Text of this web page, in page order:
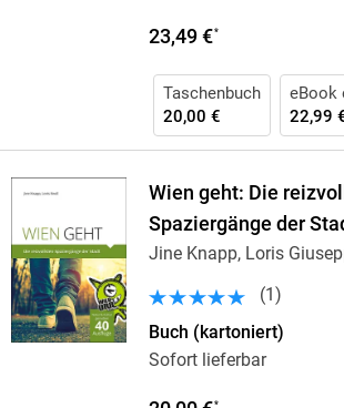
23,49 €*
Taschenbuch
20,00 €
eBook
22,99
Wien geht: Die
Spaziergänge der
Jine Knapp, Loris
(1 )
Buch (kartoniert)
Sofort lieferbar
*